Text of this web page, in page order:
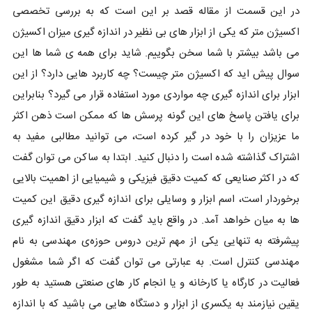
در این قسمت از مقاله قصد بر این است که به بررسی تخصصی
اکسیژن متر که یکی از ابزار های بی نظیر در اندازه گیری میزان اکسیژن
می باشد بیشتر با شما سخن بگوییم. شاید برای همه ی شما ها این
سوال پیش اید که اکسیژن متر چیست؟ چه کاربرد هایی دارد؟ از این
ابزار برای اندازه گیری چه مواردی مورد استفاده قرار می گیرد؟ بنابراین
برای یافتن پاسخ های این گونه پرسش ها که ممکن است ذهن اکثر
ما عزیزان را با خود در گیر کرده است، می توانید مطالبی مفید به
اشتراک گذاشته شده است را دنبال کنید. ابتدا به ساکن می توان گفت
که در اکثر صنایعی که کمیت دقیق فیزیکی و شیمیایی از اهمیت بالایی
برخوردار است، اسم ابزار و وسایلی برای اندازه گیری دقیق این کمیت‌
ها به میان خواهد آمد. در واقع باید گفت که ابزار دقیق اندازه گیری
پیشرفته به تنهایی یکی از مهم‌ ترین دروس حوزه‌ی مهندسی به نام
مهندسی کنترل است. به عبارتی می توان گفت که اگر شما مشغول
فعالیت در کارگاه یا کارخانه و یا انجام کار های صنعتی هستید به طور
یقین نیازمند به یکسری از ابزار و دستگاه هایی می باشید که با اندازه